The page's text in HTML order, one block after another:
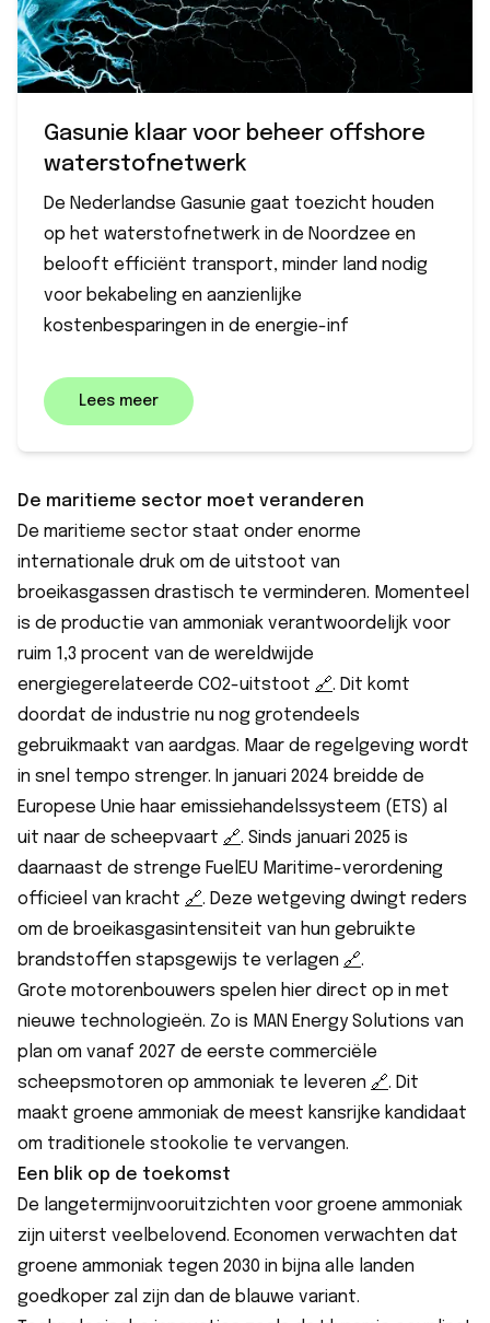
Gasunie klaar voor beheer offshore
waterstofnetwerk
De Nederlandse Gasunie gaat toezicht houden
op het waterstofnetwerk in de Noordzee en
belooft efficiënt transport, minder land nodig
voor bekabeling en aanzienlijke
kostenbesparingen in de energie-inf
Lees meer
De maritieme sector moet veranderen
De maritieme sector staat onder enorme
internationale druk om de uitstoot van
broeikasgassen drastisch te verminderen. Momenteel
is de productie van ammoniak verantwoordelijk voor
ruim 1,3 procent van de wereldwijde
energiegerelateerde CO2-uitstoot 🔗︎. Dit komt
doordat de industrie nu nog grotendeels
gebruikmaakt van aardgas. Maar de regelgeving wordt
in snel tempo strenger. In januari 2024 breidde de
Europese Unie haar emissiehandelssysteem (ETS) al
uit naar de scheepvaart 🔗︎. Sinds januari 2025 is
daarnaast de strenge FuelEU Maritime-verordening
officieel van kracht 🔗︎. Deze wetgeving dwingt reders
om de broeikasgasintensiteit van hun gebruikte
brandstoffen stapsgewijs te verlagen 🔗︎.
Grote motorenbouwers spelen hier direct op in met
nieuwe technologieën. Zo is MAN Energy Solutions van
plan om vanaf 2027 de eerste commerciële
scheepsmotoren op ammoniak te leveren 🔗︎. Dit
maakt groene ammoniak de meest kansrijke kandidaat
om traditionele stookolie te vervangen.
Een blik op de toekomst
De langetermijnvooruitzichten voor groene ammoniak
zijn uiterst veelbelovend. Economen verwachten dat
groene ammoniak tegen 2030 in bijna alle landen
goedkoper zal zijn dan de blauwe variant.